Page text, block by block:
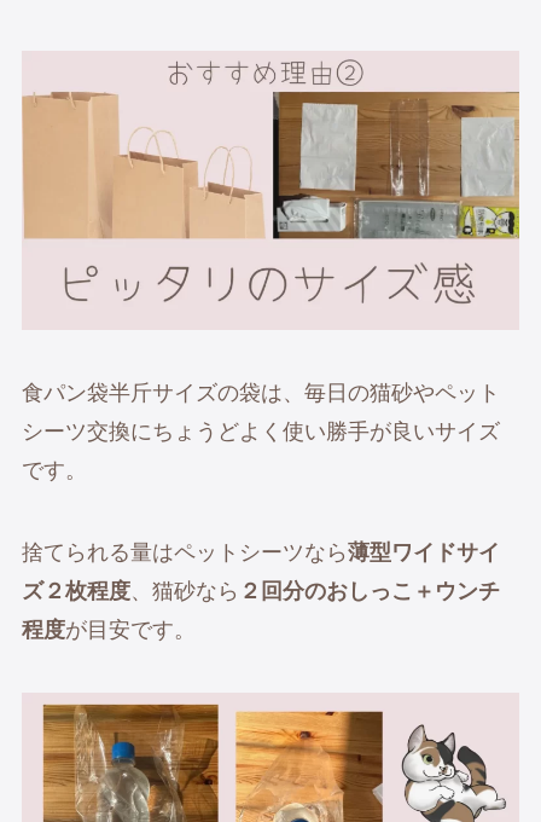
食パン袋半斤サイズの袋は、毎日の猫砂やペット
シーツ交換にちょうどよく使い勝手が良いサイズ
です。
捨てられる量はペットシーツなら薄型ワイドサイ
ズ２枚程度、猫砂なら ２回分のおしっこ＋ウンチ
程度が目安です。